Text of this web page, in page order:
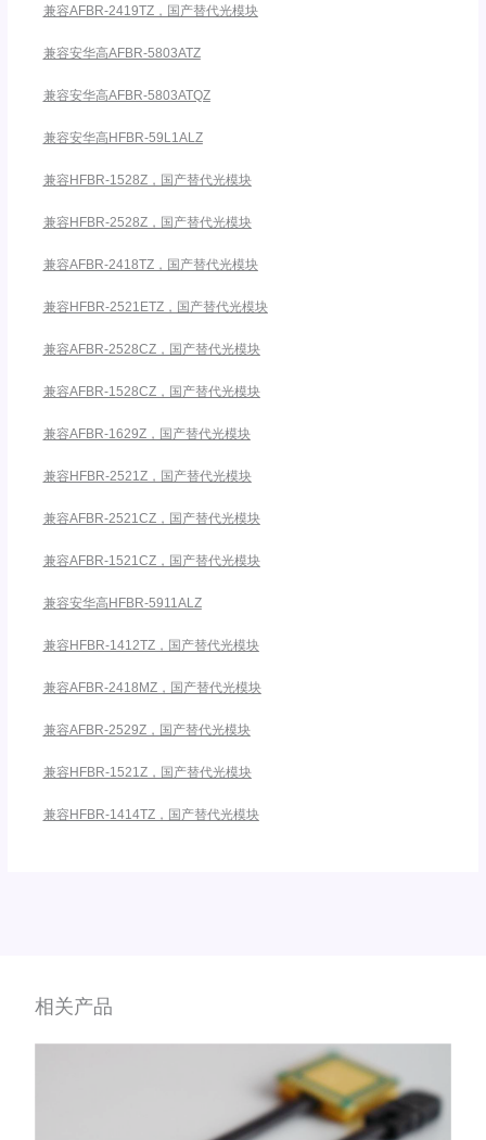
兼容AFBR-2419TZ，国产替代光模块
兼容安华高AFBR-5803ATZ
兼容安华高AFBR-5803ATQZ
兼容安华高HFBR-59L1ALZ
兼容HFBR-1528Z，国产替代光模块
兼容HFBR-2528Z，国产替代光模块
兼容AFBR-2418TZ，国产替代光模块
兼容HFBR-2521ETZ，国产替代光模块
兼容AFBR-2528CZ，国产替代光模块
兼容AFBR-1528CZ，国产替代光模块
兼容AFBR-1629Z，国产替代光模块
兼容HFBR-2521Z，国产替代光模块
兼容AFBR-2521CZ，国产替代光模块
兼容AFBR-1521CZ，国产替代光模块
兼容安华高HFBR-5911ALZ
兼容HFBR-1412TZ，国产替代光模块
兼容AFBR-2418MZ，国产替代光模块
兼容AFBR-2529Z，国产替代光模块
兼容HFBR-1521Z，国产替代光模块
兼容HFBR-1414TZ，国产替代光模块
相关产品